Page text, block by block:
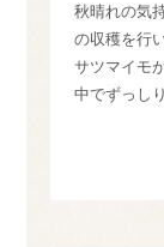
秋晴れの気
の収穫を行
サツマイモ
中でずっし